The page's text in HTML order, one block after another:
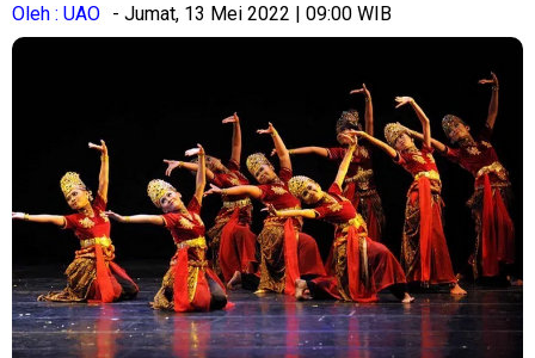
Oleh : UAO - Jumat, 13 Mei 2022 | 09:00 WIB